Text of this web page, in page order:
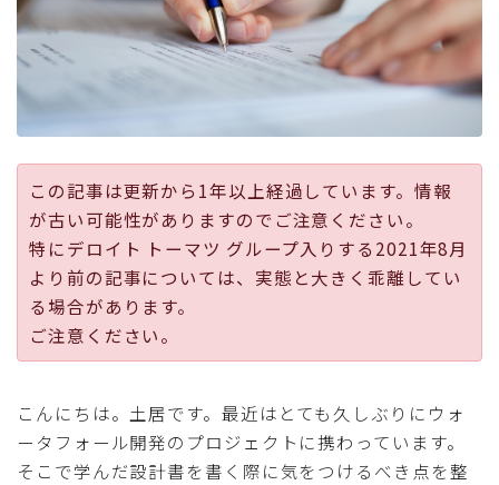
リモートワーク
採用
公式ページ
この記事は更新から1年以上経過しています。情報
が古い可能性がありますのでご注意ください。
特にデロイト トーマツ グループ入りする2021年8月
より前の記事については、実態と大きく乖離してい
る場合があります。
ご注意ください。
こんにちは。土居です。最近はとても久しぶりにウォ
ータフォール開発のプロジェクトに携わっています。
そこで学んだ設計書を書く際に気をつけるべき点を整